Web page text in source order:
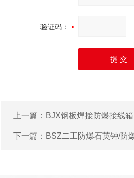
验证码：
上一篇： BJX钢板焊接防爆接线箱
下一篇： BSZ二工防爆石英钟/防